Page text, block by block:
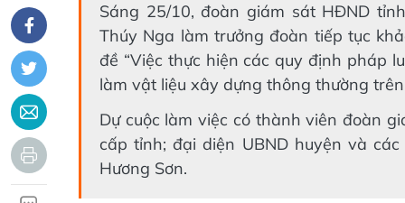
Sáng 25/10, đoàn giám sát HĐND
Thúy Nga làm trưởng đoàn tiếp tục
đề “Việc thực hiện các quy định pháp
làm vật liệu xây dựng thông thường
Dự cuộc làm việc có thành viên đoàn
cấp tỉnh; đại diện UBND huyện và
Hương Sơn.